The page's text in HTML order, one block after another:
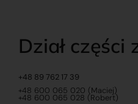
Dział części
+48 89 762 17 39
+48 600 065 020 (Maciej)
+48 600 065 028 (Robert)